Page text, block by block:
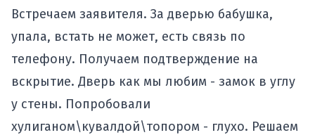
Встречаем заявителя. За дверью бабушка,
упала, встать не может, есть связь по
телефону. Получаем подтверждение на
вскрытие. Дверь как мы любим - замок в углу
у стены. Попробовали
хулиганом\кувалдой\топором - глухо. Решаем